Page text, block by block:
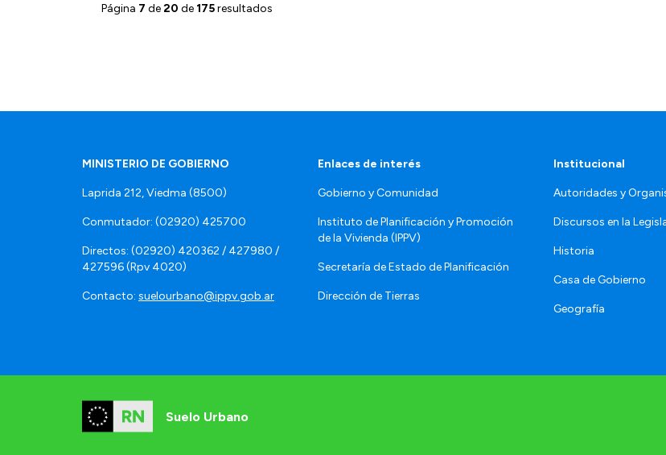
Página 7 de20 de 175resultados
MINISTERIO DE GOBIERNO
Laprida 212, Viedma (8500)
Conmutador: (02920) 425700
Directos: (02920) 420362 / 427980 /
427596 (Rpv 4020)
Contacto: suelourbano@ippv.gob.ar
Enlaces de interés
Gobierno y Comunidad
Instituto de Planificación y Promoción
de la Vivienda (IPPV)
Secretaría de Estado de Planificación
Dirección de Tierras
Institucional
Autoridades y
Discursos en la
Historia
Casa de Gobierno
Geografía
Suelo Urbano